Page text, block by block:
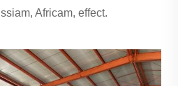
Africam, effect.